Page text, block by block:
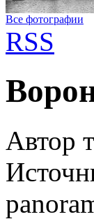
Все фотографии
RSS
Автор